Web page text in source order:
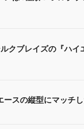
クブレイズの『ハイ
スの縦型にマッチ